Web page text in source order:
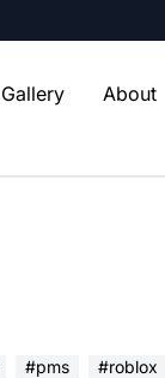
Gallery About
#pms #roblox